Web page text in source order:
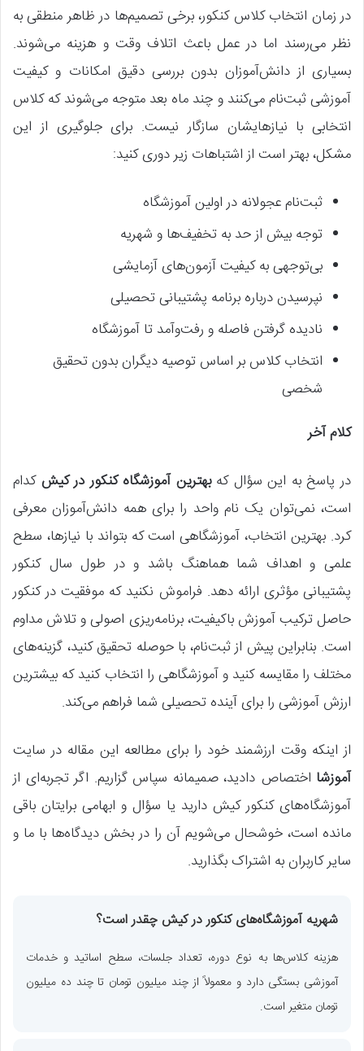
در زمان انتخاب کلاس کنکور، برخی تصمیم‌ها در ظاهر منطقی به
نظر می‌رسند اما در عمل باعث اتلاف وقت و هزینه می‌شوند.
بسیاری از دانش‌آموزان بدون بررسی دقیق امکانات و کیفیت
آموزشی ثبت‌نام می‌کنند و چند ماه بعد متوجه می‌شوند که کلاس
انتخابی با نیازهایشان سازگار نیست. برای جلوگیری از این
مشکل، بهتر است از اشتباهات زیر دوری کنید:
ثبت‌نام عجولانه در اولین آموزشگاه
توجه بیش از حد به تخفیف‌ها و شهریه
بی‌توجهی به کیفیت آزمون‌های آزمایشی
نپرسیدن درباره برنامه پشتیبانی تحصیلی
نادیده گرفتن فاصله و رفت‌وآمد تا آموزشگاه
انتخاب کلاس بر اساس توصیه دیگران بدون تحقیق
شخصی
کلام آخر
در پاسخ به این سؤال کهبهترین آموزشگاه کنکور در کیش کدام
است، نمی‌توان یک نام واحد را برای همه دانش‌آموزان معرفی
کرد. بهترین انتخاب، آموزشگاهی است که بتواند با نیازها، سطح
علمی و اهداف شما هماهنگ باشد و در طول سال کنکور
پشتیبانی مؤثری ارائه دهد. فراموش نکنید که موفقیت در کنکور
حاصل ترکیب آموزش باکیفیت، برنامه‌ریزی اصولی و تلاش مداوم
است. بنابراین پیش از ثبت‌نام، با حوصله تحقیق کنید، گزینه‌های
مختلف را مقایسه کنید و آموزشگاهی را انتخاب کنید که بیشترین
ارزش آموزشی را برای آینده تحصیلی شما فراهم می‌کند.
از اینکه وقت ارزشمند خود را برای مطالعه این مقاله در سایت
آموزشا اختصاص دادید، صمیمانه سپاس گزاریم. اگر تجربه‌ای از
آموزشگاه‌های کنکور کیش دارید یا سؤال و ابهامی برایتان باقی
مانده است، خوشحال می‌شویم آن را در بخش دیدگاه‌ها با ما و
سایر کاربران به اشتراک بگذارید.
شهریه آموزشگاه‌های کنکور در کیش چقدر است؟
هزینه کلاس‌ها به نوع دوره، تعداد جلسات، سطح اساتید و خدمات
آموزشی بستگی دارد و معمولاً از چند میلیون تومان تا چند ده میلیون
تومان متغیر است.